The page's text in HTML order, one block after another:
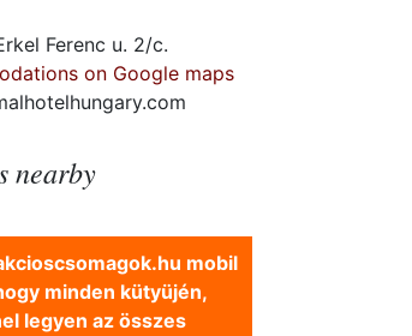
Ferenc u. 2/c.
on Google maps
nearby
mobil
minden kütyüjén,
legyen az összes